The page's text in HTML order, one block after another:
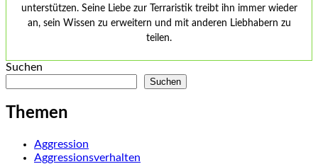
unterstützen. Seine Liebe zur Terraristik treibt ihn immer wieder
an, sein Wissen zu erweitern und mit anderen Liebhabern zu
teilen.
Suchen
Suchen
Themen
Aggression
Aggressionsverhalten